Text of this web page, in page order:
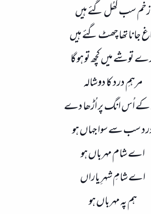
زخم سب کھُل گئے ہیں
جانا تھا چھٹ گئے ہیں
توشے میں کچھ تو ہو گا
مرہمِ درد کا دوشالہ
اُس انگ پر اُڑھا دے
سب سے سوا جہاں ہو
اے شام مہرباں ہو
اے شامِ شہرِ یاراں
ہم پہ مہرباں ہو